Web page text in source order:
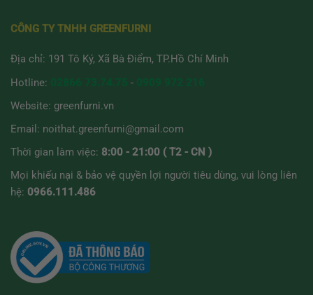
CÔNG TY TNHH GREENFURNI
Địa chỉ: 191 Tô Ký, Xã Bà Điểm, TP.Hồ Chí Minh
Hotline:
-
Website: greenfurni.vn
Email: noithat.greenfurni@gmail.com
Thời gian làm việc: 8:00 - 21:00 ( T2 - CN )
Mọi khiếu nại & bảo vệ quyền lợi người tiêu dùng, vui lòng liên
hệ: 0966.111.486